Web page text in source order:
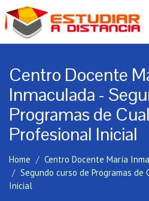
Centro Docente
Inmaculada -
Programas de
Profesional Inicial
Home
Centro Docente María
Segundo curso de Programas
Inicial